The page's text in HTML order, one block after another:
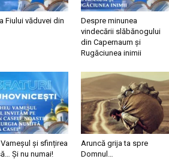
Fiului văduvei din
Despre minunea
vindecării slăbănogului
din Capernaum și
Rugăciunea inimii
și sfințirea
Și nu numai!
Aruncă grija ta spre
Domnul…